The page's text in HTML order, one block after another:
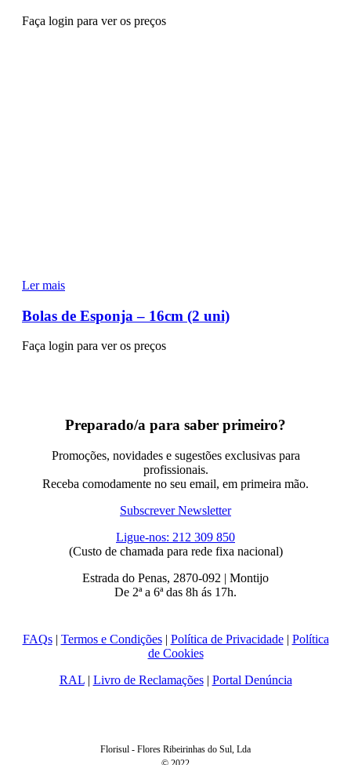
Faça login para ver os preços
Ler mais
Bolas de Esponja – 16cm (2 uni)
Faça login para ver os preços
Preparado/a para saber primeiro?
Promoções, novidades e sugestões exclusivas para
profissionais.
Receba comodamente no seu email, em primeira mão.
Subscrever Newsletter
Ligue-nos: 212 309 850
(Custo de chamada para rede fixa nacional)
Estrada do Penas, 2870-092 | Montijo
De 2ª a 6ª das 8h ás 17h.
FAQs| Termos e Condições| Política de Privacidade| Política
de Cookies
RAL| Livro de Reclamações| Portal Denúncia
Florisul - Flores Ribeirinhas do Sul, Lda